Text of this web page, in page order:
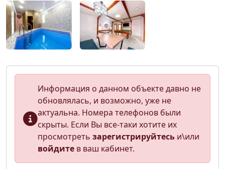
Информация о данном объекте давно не
обновлялась, и возможно, уже не
актуальна. Номера телефонов были
скрыты. Если Вы все-таки хотите их
просмотреть зарегистрируйтесь и\или
войдите в ваш кабинет.